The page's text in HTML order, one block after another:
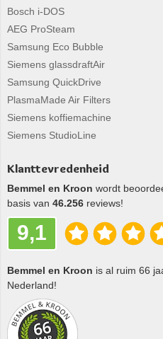
Bosch i-DOS
AEG ProSteam
Samsung Eco Bubble
Siemens glassdraftAir
Samsung QuickDrive
PlasmaMade Air Filters
Siemens koffiemachine
Siemens StudioLine
Klanttevredenheid
Bemmel en Kroon wordt
basis van 46.256 reviews!
9,1
Bemmel en Kroon is al ruim 66
Nederland!